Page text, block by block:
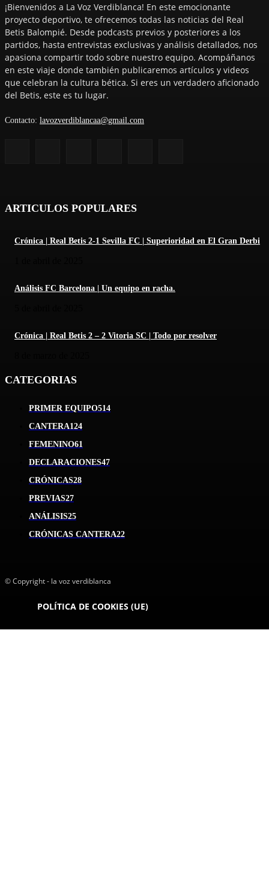
¡Bienvenidos a La Voz Verdiblanca! En este emocionante
proyecto deportivo, te ofrecemos todas las noticias del Real
Betis Balompié. Desde podcasts previos y posteriores a los
partidos, hasta entrevistas exclusivas y análisis detallados, nos
apasiona compartir todo sobre nuestro equipo. Acompáñanos
en este viaje donde también publicaremos artículos y videos
que celebran la cultura bética. Si eres un verdadero aficionado
del Betis, este es tu lugar.
Contacto: lavozverdiblancaa@gmail.com
ARTICULOS POPULARES
Crónica | Real Betis 2-1 Sevilla FC | Superioridad en El Gran Derbi
Análisis FC Barcelona | Un equipo en racha.
Crónica | Real Betis 2 – 2 Vitoria SC | Todo por resolver
CATEGORIAS
PRIMER EQUIPO514
CANTERA124
FEMENINO61
DECLARACIONES47
CRÓNICAS28
PREVIAS27
ANÁLISIS25
CRÓNICAS CANTERA22
© Copyright - la voz verdiblanca
POLÍTICA DE COOKIES (UE)